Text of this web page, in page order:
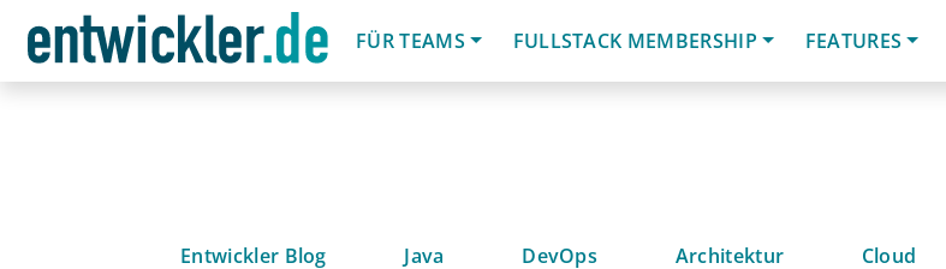
FÜR TEAMS
FULLSTACK MEMBERSHIP FEATURES
Entwickler Blog Java DevOps Architektur Cloud